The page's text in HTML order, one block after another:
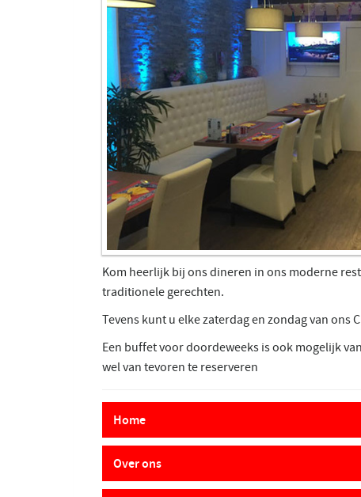
Kom heerlijk bij ons dineren in ons moderne
traditionele gerechten.
Tevens kunt u elke zaterdag en zondag van ons
Een buffet voor doordeweeks is ook mogelijk
wel van tevoren te reserveren
Home
Over ons